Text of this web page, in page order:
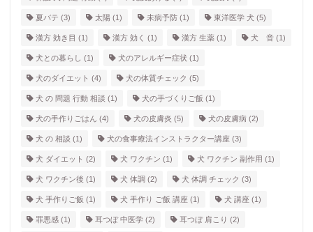
夏バテ (3) 太陽 (1) 未病予防 (1) 東洋医学 犬 (5)
漢方 効き目 (1) 漢方 効く (1) 漢方 生薬 (1) 犬 音 (1)
犬との暮らし (1) 犬のアレルギー症状 (1)
犬のダイエット (4) 犬の体質チェック (5)
犬 の 問題 行動 相談 (1) 犬の手づくりご飯 (1)
犬の手作りごはん (4) 犬の皮膚炎 (5) 犬の皮膚病 (2)
犬 の 相談 (1) 犬の食事療法インストラクター講座 (3)
犬 ダイエット (2) 犬 ワクチン (1) 犬 ワクチン 副作用 (1)
犬 ワクチン後 (1) 犬 体調 (2) 犬 体調 チェック (3)
犬 手作りご飯 (1) 犬 手作り ご飯 講座 (1) 犬 講座 (1)
罪悪感 (1) 耳つぼ 中医学 (2) 耳つぼ 肩こり (2)